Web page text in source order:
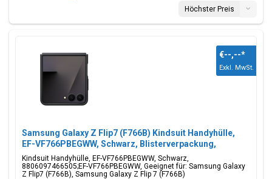
Höchster Preis
Samsung Galaxy Z Flip7 (F766B) Kindsuit Handyhülle,
EF-VF766PBEGWW, Schwarz, Blisterverpackung,
8806097466505;EF-VF766PBEGWW
Kindsuit Handyhülle, EF-VF766PBEGWW, Schwarz,
8806097466505;EF-VF766PBEGWW, Geeignet für: Samsung Galaxy
Z Flip7 (F766B), Samsung Galaxy Z Flip 7 (F766B)
€--,--*
Exkl. MwSt.